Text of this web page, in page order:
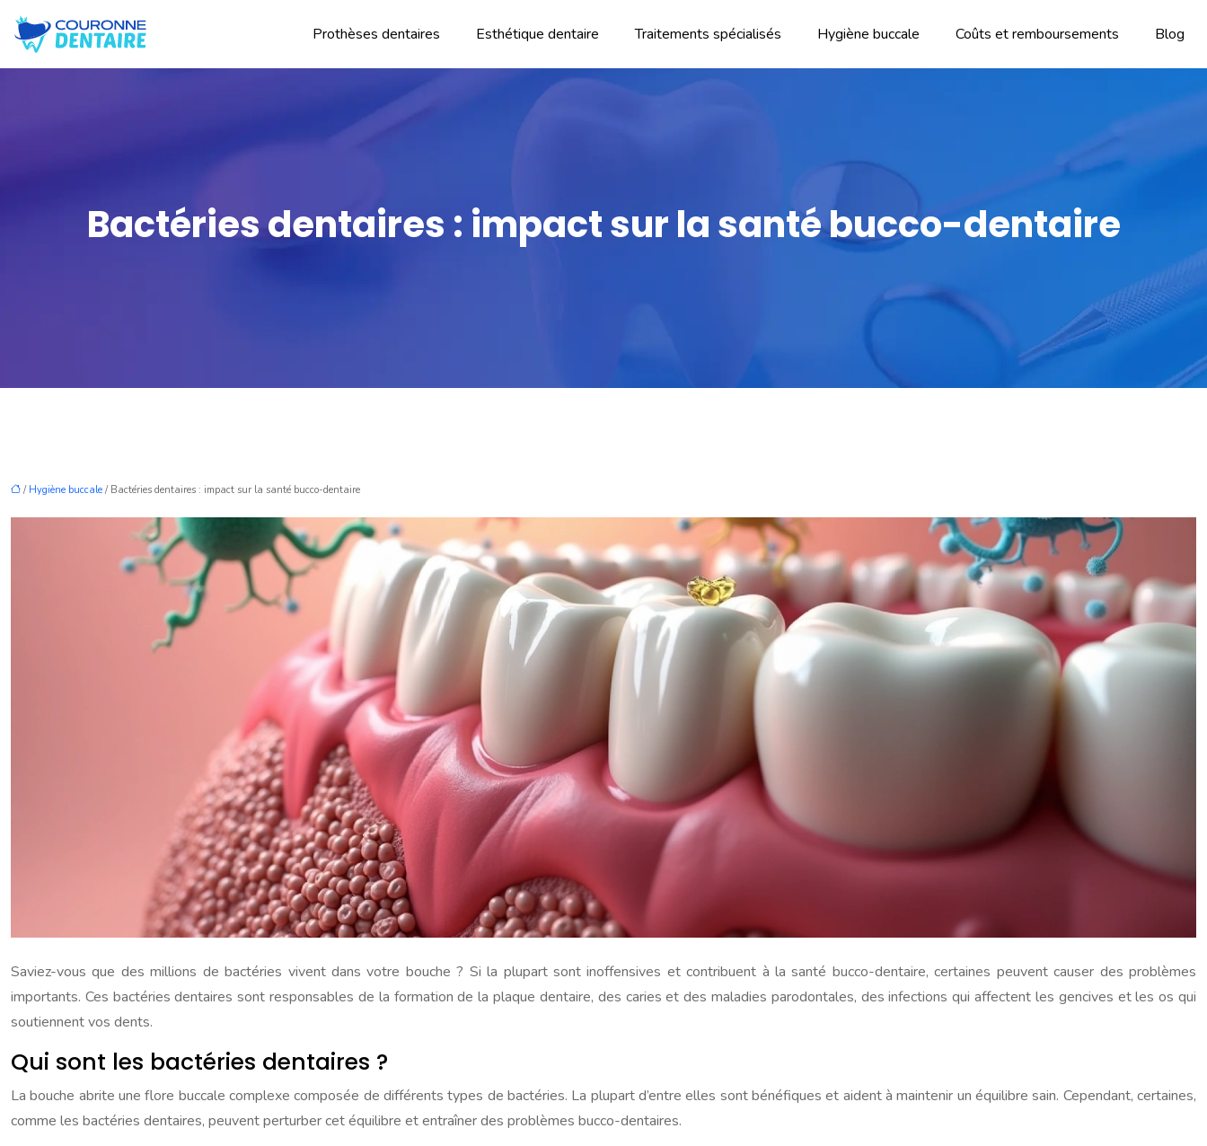
Prothèses dentaires Esthétique dentaire Traitements spécialisés Hygiène buccale Coûts et remboursements Blog
Bactéries dentaires : impact sur la santé bucco-dentaire
/ Hygiène buccale / Bactéries dentaires : impact sur la santé bucco-dentaire
Saviez-vous que des millions de bactéries vivent dans votre bouche ? Si la plupart sont inoffensives et contribuent à la santé bucco-dentaire, certaines peuvent causer des problèmes
importants. Ces bactéries dentaires sont responsables de la formation de la plaque dentaire, des caries et des maladies parodontales, des infections qui affectent les gencives et les os qui
soutiennent vos dents.
Qui sont les bactéries dentaires ?
La bouche abrite une flore buccale complexe composée de différents types de bactéries. La plupart d’entre elles sont bénéfiques et aident à maintenir un équilibre sain. Cependant, certaines,
comme les bactéries dentaires, peuvent perturber cet équilibre et entraîner des problèmes bucco-dentaires.